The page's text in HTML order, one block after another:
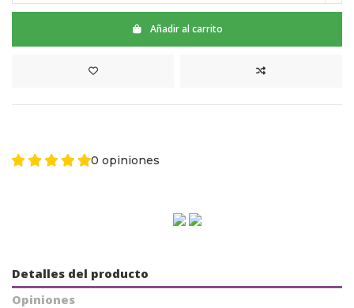
Añadir al carrito
0 opiniones
Detalles del producto
Opiniones